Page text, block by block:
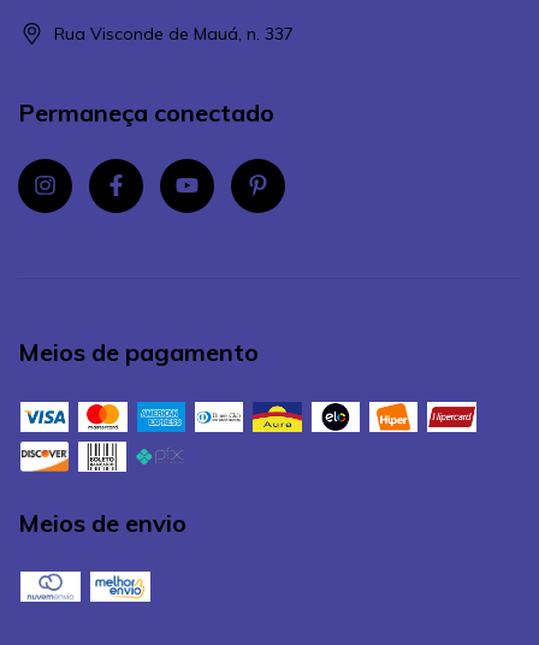
Rua Visconde de Mauá, n. 337
Permaneça conectado
Meios de pagamento
Meios de envio